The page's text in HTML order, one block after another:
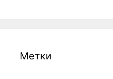
Метки